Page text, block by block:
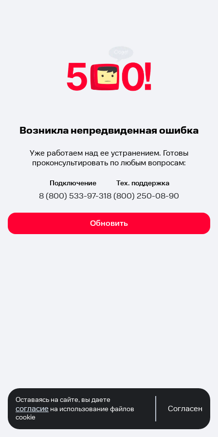
Возникла непредвиденная ошибка
Уже работаем над ее устранением. Готовы
проконсультировать по любым вопросам:
Подключение
8 (800) 533-97-31
Тех. поддержка
8 (800) 250-08-90
Обновить
Оставаясь на сайте, вы даете
согласие на использование файлов
cookie
Согласен